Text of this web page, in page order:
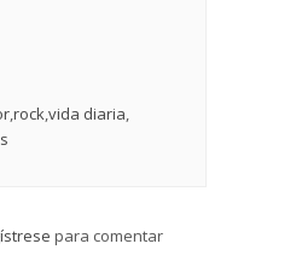
rockvida diaria
para comentar